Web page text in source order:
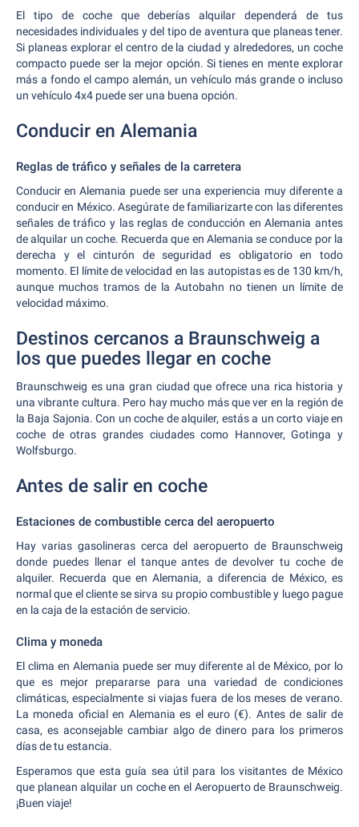
El tipo de coche que deberías alquilar dependerá de tus
necesidades individuales y del tipo de aventura que planeas tener.
Si planeas explorar el centro de la ciudad y alrededores, un coche
compacto puede ser la mejor opción. Si tienes en mente explorar
más a fondo el campo alemán, un vehículo más grande o incluso
un vehículo 4x4 puede ser una buena opción.
Conducir en Alemania
Reglas de tráfico y señales de la carretera
Conducir en Alemania puede ser una experiencia muy diferente a
conducir en México. Asegúrate de familiarizarte con las diferentes
señales de tráfico y las reglas de conducción en Alemania antes
de alquilar un coche. Recuerda que en Alemania se conduce por la
derecha y el cinturón de seguridad es obligatorio en todo
momento. El límite de velocidad en las autopistas es de 130 km/h,
aunque muchos tramos de la Autobahn no tienen un límite de
velocidad máximo.
Destinos cercanos a Braunschweig a
los que puedes llegar en coche
Braunschweig es una gran ciudad que ofrece una rica historia y
una vibrante cultura. Pero hay mucho más que ver en la región de
la Baja Sajonia. Con un coche de alquiler, estás a un corto viaje en
coche de otras grandes ciudades como Hannover, Gotinga y
Wolfsburgo.
Antes de salir en coche
Estaciones de combustible cerca del aeropuerto
Hay varias gasolineras cerca del aeropuerto de Braunschweig
donde puedes llenar el tanque antes de devolver tu coche de
alquiler. Recuerda que en Alemania, a diferencia de México, es
normal que el cliente se sirva su propio combustible y luego pague
en la caja de la estación de servicio.
Clima y moneda
El clima en Alemania puede ser muy diferente al de México, por lo
que es mejor prepararse para una variedad de condiciones
climáticas, especialmente si viajas fuera de los meses de verano.
La moneda oficial en Alemania es el euro (€). Antes de salir de
casa, es aconsejable cambiar algo de dinero para los primeros
días de tu estancia.
Esperamos que esta guía sea útil para los visitantes de México
que planean alquilar un coche en el Aeropuerto de Braunschweig.
¡Buen viaje!